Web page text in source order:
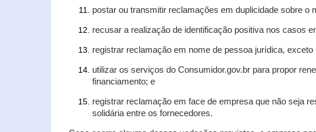
postar ou transmitir reclamações em duplicidade sobre o
recusar a realização de identificação positiva nos casos
registrar reclamação em nome de pessoa jurídica,
utilizar os serviços do Consumidor.gov.br para propor
financiamento; e
registrar reclamação em face de empresa que não seja
solidária entre os fornecedores.